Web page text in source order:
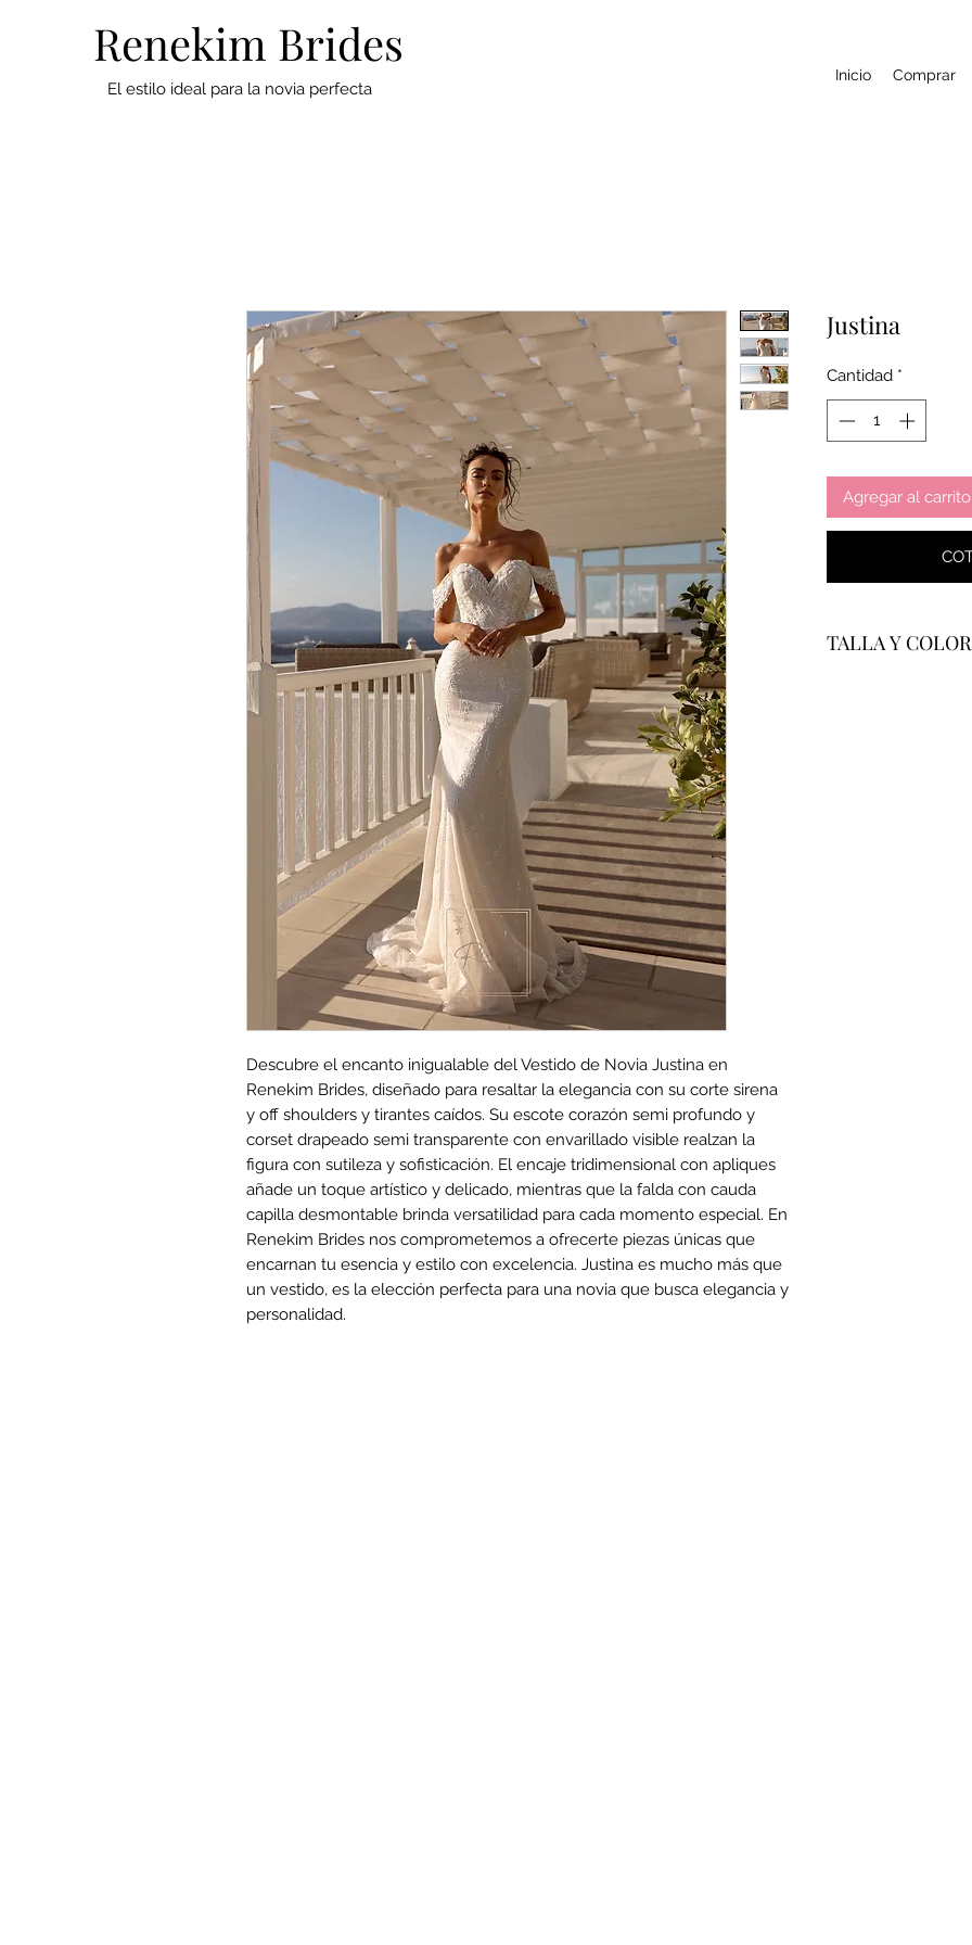
Renekim Brides
El estilo ideal para la novia perfecta
Inicio Comprar
Descubre el encanto inigualable del Vestido de Novia Justina en
Renekim Brides, diseñado para resaltar la elegancia con su corte sirena
y off shoulders y tirantes caídos. Su escote corazón semi profundo y
corset drapeado semi transparente con envarillado visible realzan la
figura con sutileza y sofisticación. El encaje tridimensional con apliques
añade un toque artístico y delicado, mientras que la falda con cauda
capilla desmontable brinda versatilidad para cada momento especial. En
Renekim Brides nos comprometemos a ofrecerte piezas únicas que
encarnan tu esencia y estilo con excelencia. Justina es mucho más que
un vestido, es la elección perfecta para una novia que busca elegancia y
personalidad.
Justina
Cantidad *
Agregar al carrito
TALLA Y COLOR